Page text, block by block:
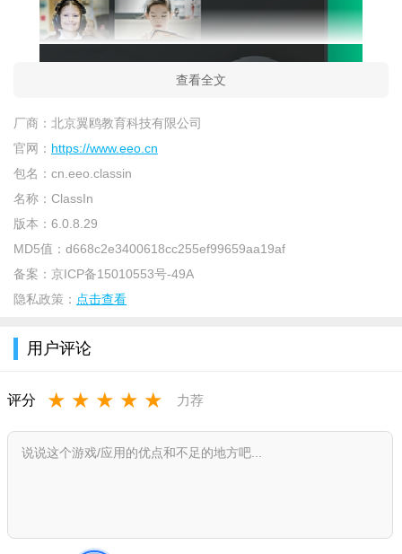
ClassIn App是一款在线学习平台，平台拥有丰富的学习学
可以帮助随时随地学习提升自己。
介绍
查看全文
厂商： 北京翼鸥教育科技有限公司
官网： https://www.eeo.cn
包名： cn.eeo.classin
名称： ClassIn
版本： 6.0.8.29
MD5值： d668c2e3400618cc255ef99659aa19af
备案： 京ICP备15010553号-49A
隐私政策： 点击查看
用户评论
评分 ★ ★ ★ ★ ★ 力荐